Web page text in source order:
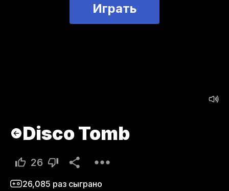
Играть
Disco Tomb
26
26,085 раз сыграно